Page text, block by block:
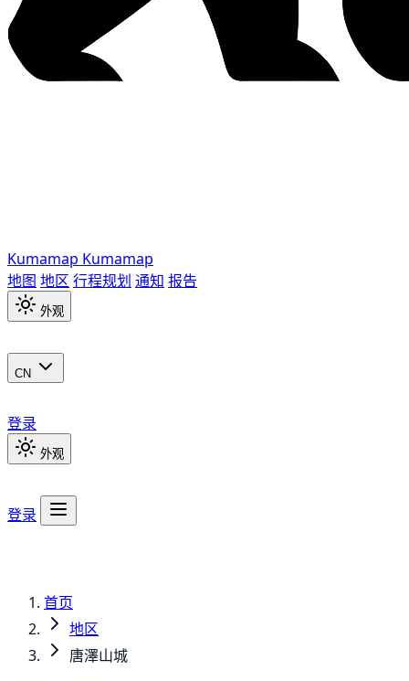
Kumamap Kumamap
地图 地区 行程规划 通知 报告
外观
CN
登录
外观
登录
首页
地区
唐澤山城